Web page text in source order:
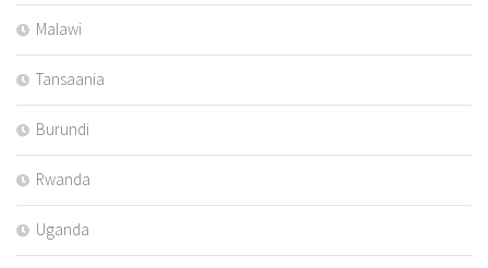
Malawi
Tansaania
Burundi
Rwanda
Uganda